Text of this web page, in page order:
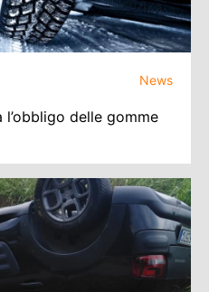
News
delle gomme